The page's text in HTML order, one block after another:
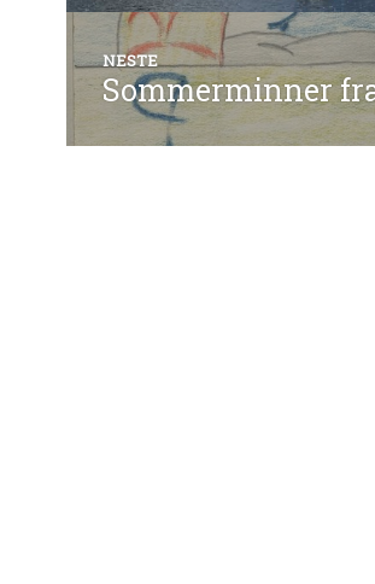
NESTE
Neste
innlegg:
Sommerminner